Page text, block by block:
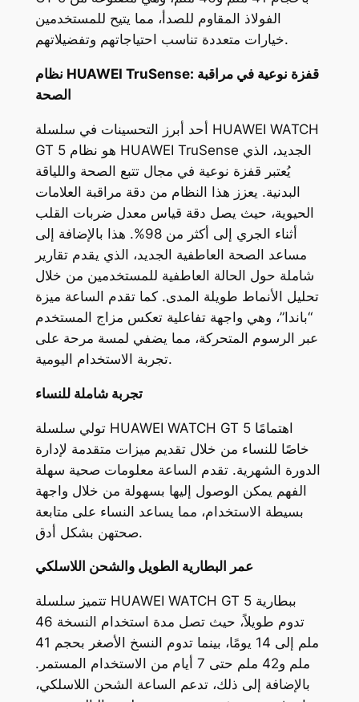
الفولاذ المقاوم للصدأ، مما يتيح للمستخدمين
خيارات متعددة تناسب احتياجاتهم وتفضيلاتهم.
نظام HUAWEI TruSense: قفزة نوعية في مراقبة
الصحة
أحد أبرز التحسينات في سلسلة HUAWEI WATCH
GT 5 هو نظام HUAWEI TruSense الجديد، الذي
يُعتبر قفزة نوعية في مجال تتبع الصحة واللياقة
البدنية. يعزز هذا النظام من دقة مراقبة العلامات
الحيوية، حيث يصل دقة قياس معدل ضربات القلب
أثناء الجري إلى أكثر من 98%. هذا بالإضافة إلى
مساعد الصحة العاطفية الجديد، الذي يقدم تقارير
شاملة حول الحالة العاطفية للمستخدمين من خلال
تحليل الأنماط طويلة المدى. كما تقدم الساعة ميزة
“باندا”، وهي واجهة تفاعلية تعكس مزاج المستخدم
عبر الرسوم المتحركة، مما يضفي لمسة مرحة على
تجربة الاستخدام اليومية.
تجربة شاملة للنساء
تولي سلسلة HUAWEI WATCH GT 5 اهتمامًا
خاصًا للنساء من خلال تقديم ميزات متقدمة لإدارة
الدورة الشهرية. تقدم الساعة معلومات صحية سهلة
الفهم يمكن الوصول إليها بسهولة من خلال واجهة
بسيطة الاستخدام، مما يساعد النساء على متابعة
صحتهن بشكل أدق.
عمر البطارية الطويل والشحن اللاسلكي
تتميز سلسلة HUAWEI WATCH GT 5 ببطارية
تدوم طويلاً، حيث تصل مدة استخدام النسخة 46
ملم إلى 14 يومًا، بينما تدوم النسخ الأصغر بحجم 41
ملم و42 ملم حتى 7 أيام من الاستخدام المستمر.
بالإضافة إلى ذلك، تدعم الساعة الشحن اللاسلكي،